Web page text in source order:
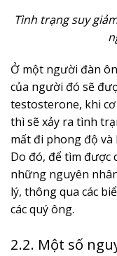
Tình trạng suy
Ở một người đàn
của người đó sẽ
testosterone, khi
thì sẽ xảy ra tình
mất đi phong độ và
Do đó, để tìm được
những nguyên
lý, thông qua các
các quý ông.
2.2. Một số